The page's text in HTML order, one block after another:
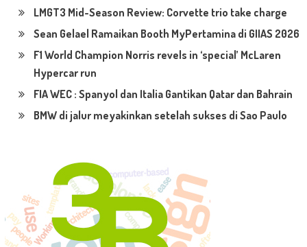
LMGT3 Mid-Season Review: Corvette trio take charge
Sean Gelael Ramaikan Booth MyPertamina di GIIAS 2026
F1 World Champion Norris revels in ‘special’ McLaren
Hypercar run
FIA WEC : Spanyol dan Italia Gantikan Qatar dan Bahrain
BMW di jalur meyakinkan setelah sukses di Sao Paulo